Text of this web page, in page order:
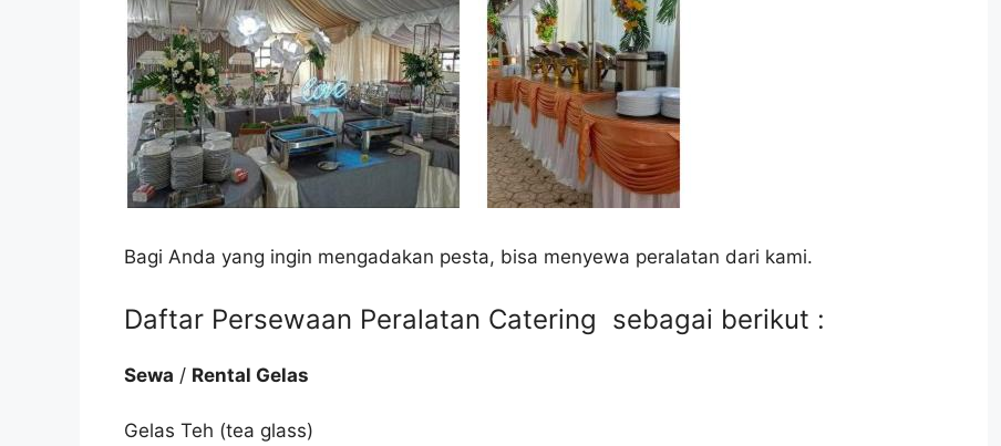
Bagi Anda yang ingin mengadakan pesta, bisa menyewa peralatan dari kami.
Daftar Persewaan Peralatan Catering sebagai berikut :
Sewa / Rental Gelas
Gelas Teh (tea glass)